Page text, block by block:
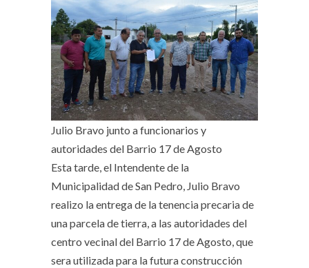
Julio Bravo junto a funcionarios y
autoridades del Barrio 17 de Agosto
Esta tarde, el Intendente de la
Municipalidad de San Pedro, Julio Bravo
realizo la entrega de la tenencia precaria de
una parcela de tierra, a las autoridades del
centro vecinal del Barrio 17 de Agosto, que
sera utilizada para la futura construcción